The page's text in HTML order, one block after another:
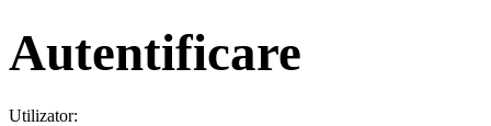
Autentificare
Utilizator: